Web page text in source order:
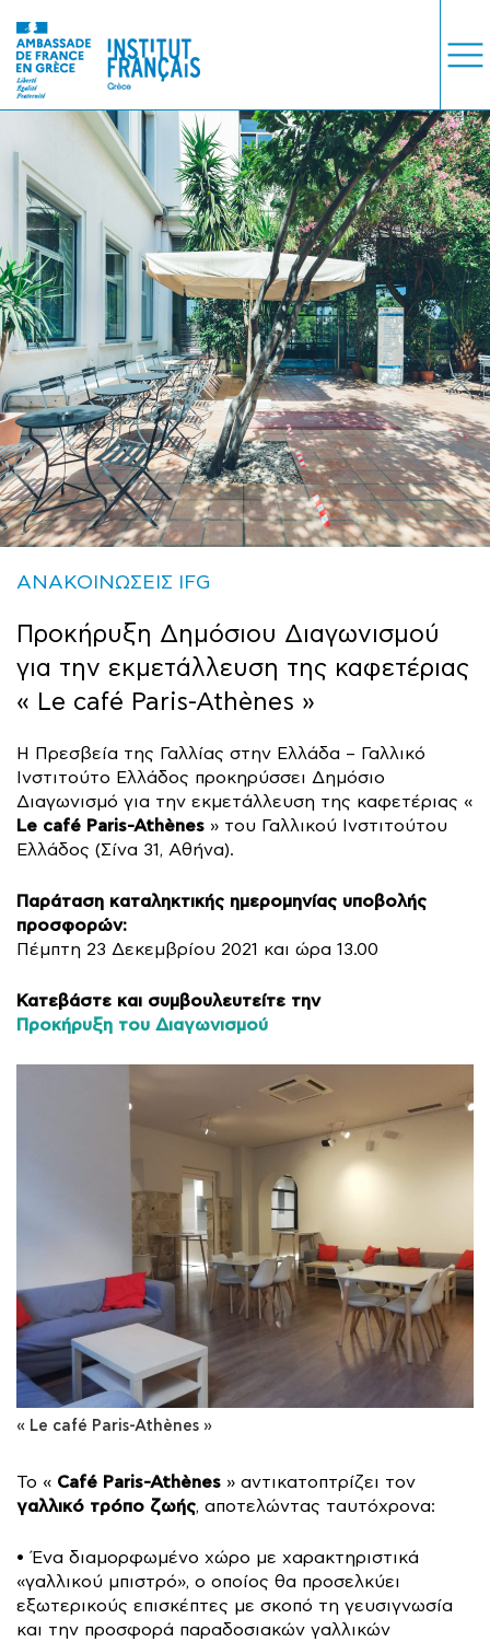
ΜΑΘΗΜΑΤΑ
ΕΞΕΤΑΣΕΙΣ
ΣΠΟΥΔΕΣ
ΣΥΝΕΡΓΕΙΕΣ
ΒΙΒΛΙΟΘΗΚΗ
ΑΝΑΚΟΙΝΩΣΕΙΣ IFG
Προκήρυξη Δημόσιου Διαγωνισμού
για την εκμετάλλευση της καφετέριας
« Le café Paris-Athènes »
Η Πρεσβεία της Γαλλίας στην Ελλάδα – Γαλλικό
Ινστιτούτο Ελλάδος προκηρύσσει Δημόσιο
Διαγωνισμό για την εκμετάλλευση της καφετέριας «
Le café Paris-Athènes » του Γαλλικού Ινστιτούτου
Ελλάδος (Σίνα 31, Αθήνα).
Παράταση καταληκτικής ημερομηνίας υποβολής
προσφορών:
Πέμπτη 23 Δεκεμβρίου 2021 και ώρα 13.00
Κατεβάστε και συμβουλευτείτε την
Προκήρυξη του Διαγωνισμού
« Le café Paris-Athènes »
Το « Café Paris-Athènes » αντικατοπτρίζει τον
γαλλικό τρόπο ζωής, αποτελώντας ταυτόχρονα:
• Ένα διαμορφωμένο χώρο με χαρακτηριστικά
«γαλλικού μπιστρό», ο οποίος θα προσελκύει
εξωτερικούς επισκέπτες με σκοπό τη γευσιγνωσία
και την προσφορά παραδοσιακών γαλλικών